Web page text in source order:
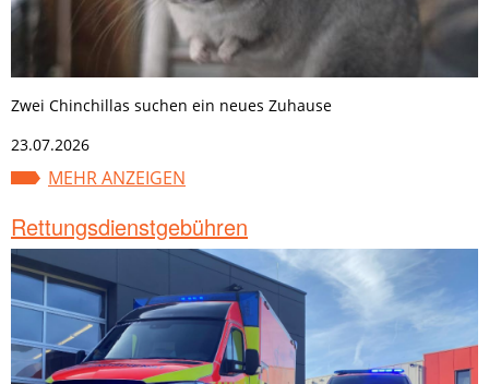
Zwei Chinchillas suchen ein neues Zuhause
23.07.2026
MEHR ANZEIGEN
Rettungsdienstgebühren